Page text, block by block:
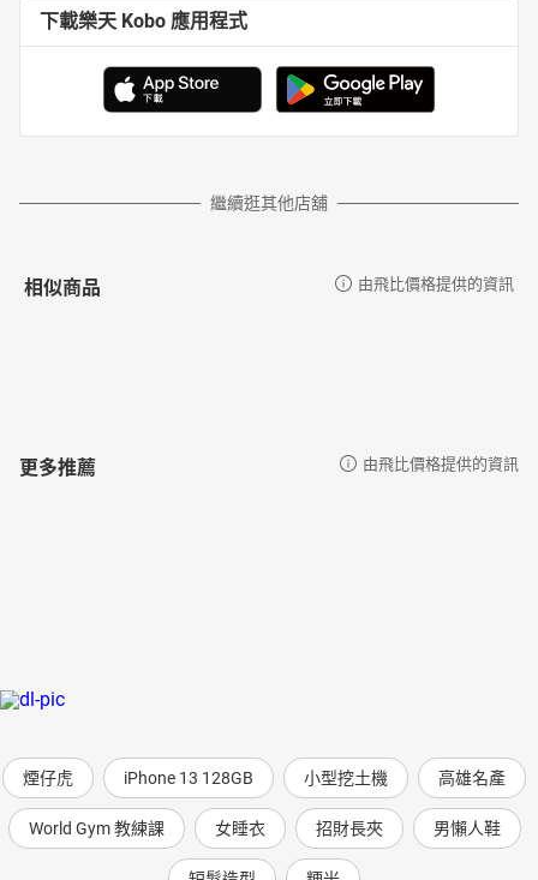
下載樂天 Kobo 應用程式
繼續逛其他店舖
相似商品 由飛比價格提供的資訊
更多推薦 由飛比價格提供的資訊
煙仔虎 iPhone 13 128GB 小型挖土機 高雄名產
World Gym 教練課 女睡衣 招財長夾 男懶人鞋